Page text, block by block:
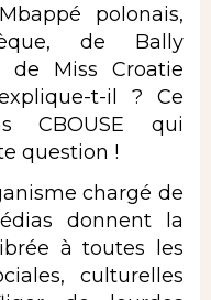
polonais,
de Bally
de Miss Croatie
t-il ? Ce
CBOUSE qui
question !
chargé de
donnent la
à toutes les
culturelles